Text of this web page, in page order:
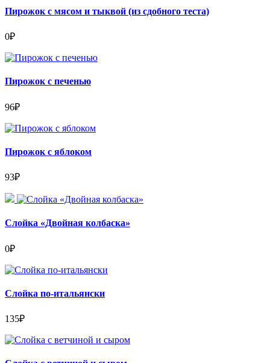
Пирожок с мясом и тыквой (из сдобного теста)
0₽
Пирожок с печенью
96₽
Пирожок с яблоком
93₽
Слойка «Двойная колбаска»
0₽
Слойка по-итальянски
135₽